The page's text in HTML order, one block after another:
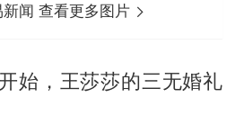
闻 查看更多图片
始，王莎莎的三无婚礼